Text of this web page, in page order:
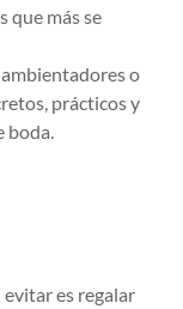
que más se
o
prácticos y
evitar es regalar